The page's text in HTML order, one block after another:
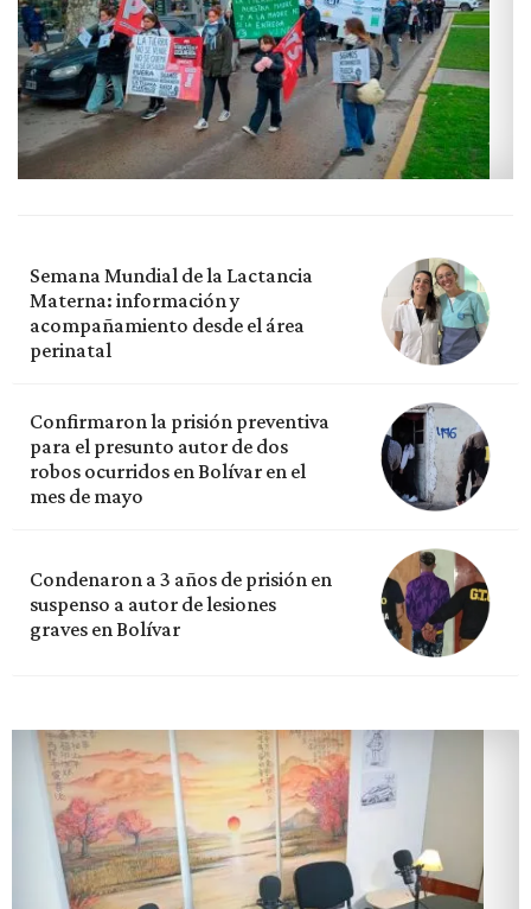
Semana Mundial de la Lactancia
Materna: información y
acompañamiento desde el área
perinatal
Confirmaron la prisión preventiva
para el presunto autor de dos
robos ocurridos en Bolívar en el
mes de mayo
Condenaron a 3 años de prisión en
suspenso a autor de lesiones
graves en Bolívar